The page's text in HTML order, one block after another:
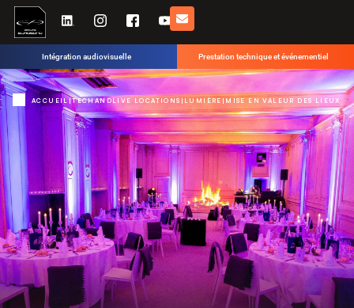
Intégration audiovisuelle Prestation technique et événementiel
ACCUEIL|TECHANDLIVE LOCATIONS | LUMIÈRE |MISE EN VALEUR DES LIEUX